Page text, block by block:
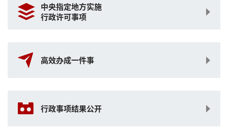
中央指定地方实施
行政许可事项
高效办成一件事
行政事项结果公开